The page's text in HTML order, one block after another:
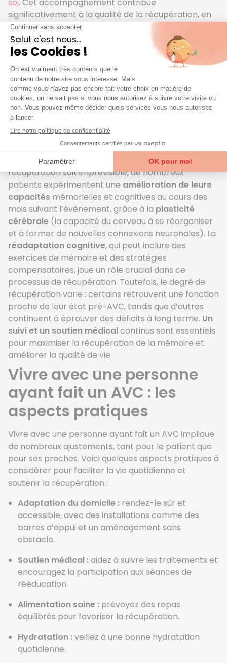
significativement à la qualité de la récupération, en
adressant les besoins émotionnels et
psychologiques pour une meilleure adaptation post-
AVC.
Est-ce que la mémoire
revient après un AVC ?
La récupération de la mémoire est un processus qui
influencée par des facteurs tels que la localisation et
la sévérité de l’AVC, l’âge, l’état de santé préalable,
et la rapidité de l’intervention médicale. Bien que la
récupération soit imprévisible, de nombreux
patients expérimentent une amélioration de leurs
capacités mémorielles et cognitives au cours des
mois suivant l’événement, grâce à la plasticité
cérébrale (la capacité du cerveau à se réorganiser
et à former de nouvelles connexions neuronales). La
réadaptation cognitive, qui peut inclure des
exercices de mémoire et des stratégies
compensatoires, joue un rôle crucial dans ce
processus de récupération. Toutefois, le degré de
récupération varie : certains retrouvent une fonction
proche de leur état pré-AVC, tandis que d’autres
continuent à éprouver des déficits à long terme. Un
suivi et un soutien médicalcontinus sont essentiels
pour maximiser la récupération de la mémoire et
améliorer la qualité de vie.
Vivre avec une personne
ayant fait un AVC : les
aspects pratiques
Vivre avec une personne ayant fait un AVC implique
de nombreux ajustements, tant pour le patient que
pour ses proches. Voici quelques aspects pratiques à
considérer pour faciliter la vie quotidienne et
soutenir la récupération :
Adaptation du domicile : rendez-le sûr et
accessible, avec des installations comme des
barres d’appui et un aménagement sans
obstacle.
Soutien médical :aidez à suivre les traitements et
encouragez la participation aux séances de
rééducation.
Alimentation saine : prévoyez des repas
équilibrés pour favoriser la récupération.
Hydratation :veillez à une bonne hydratation
quotidienne.